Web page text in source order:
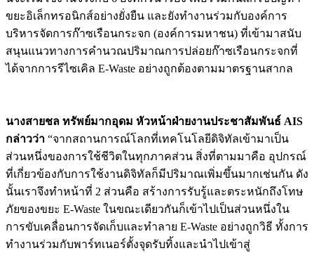
ขยะอิเล็กทรอนิกส์อย่างยั่งยืน และยังทำงานร่วมกับองค์การ
บริหารจัดการก๊าซเรือนกระจก (องค์การมหาชน) ที่เข้ามาสนับ
สนุนแนวทางการคำนวณปริมาณการปล่อยก๊าซเรือนกระจกที่
ได้จากการรีไซเคิล E-Waste อย่างถูกต้องตามมาตรฐานสากล
นางสายชล ทรัพย์มากอุดม หัวหน้าฝ่ายงานประชาสัมพันธ์ AIS
กล่าวว่า “จากสถานการณ์โลกที่เทคโนโลยีดิจิทัลเข้ามาเป็น
ส่วนหนึ่งของการใช้ชีวิตในทุกภาคส่วน สิ่งที่ตามมาคือ อุปกรณ์
ที่เกี่ยวข้องกับการใช้งานดิจิทัลก็มีปริมาณเพิ่มขึ้นมากเช่นกัน ดัง
นั้นเราจึงทำหน้าที่ 2 ส่วนคือ สร้างการรับรู้และตระหนักถึงโทษ
ภัยของขยะ E-Waste ในขณะเดียวกันก็เข้าไปเป็นส่วนหนึ่งใน
การขับเคลื่อนการจัดเก็บและทำลาย E-Waste อย่างถูกวิธี ทั้งการ
ทำงานร่วมกับพาร์ทเนอร์ตั้งจุดรับทิ้งและนำไปเข้าสู่